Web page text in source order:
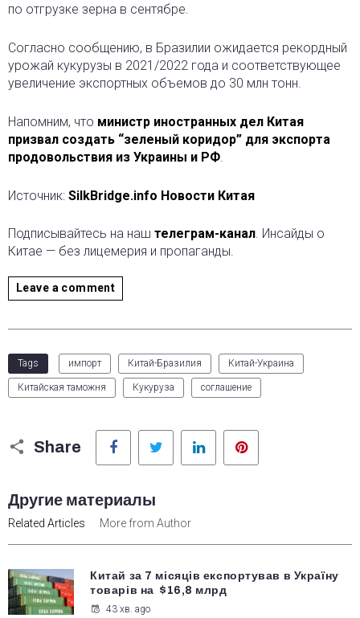
по отгрузке зерна в сентябре.
Согласно сообщению, в Бразилии ожидается рекордный
урожай кукурузы в 2021/2022 года и соответствующее
увеличение экспортных объемов до 30 млн тонн.
Напомним, что министр иностранных дел Китая
призвал создать “зеленый коридор” для экспорта
продовольствия из Украины и РФ
Источник: SilkBridge.info Новости Китая
Подписывайтесь на наш телеграм-канал . Инсайды о
Китае — без лицемерия и пропаганды.
Leave a comment
Tags импорт Китай-Бразилия Китай-Украина
Китайская таможня Кукуруза соглашение
Share
Facebook Twitter LinkedIn
Другие материалы
Related Articles More from Author
Китай за 7 місяців експортував в Україну
товарів на $16,8 млрд
43 хв. ago